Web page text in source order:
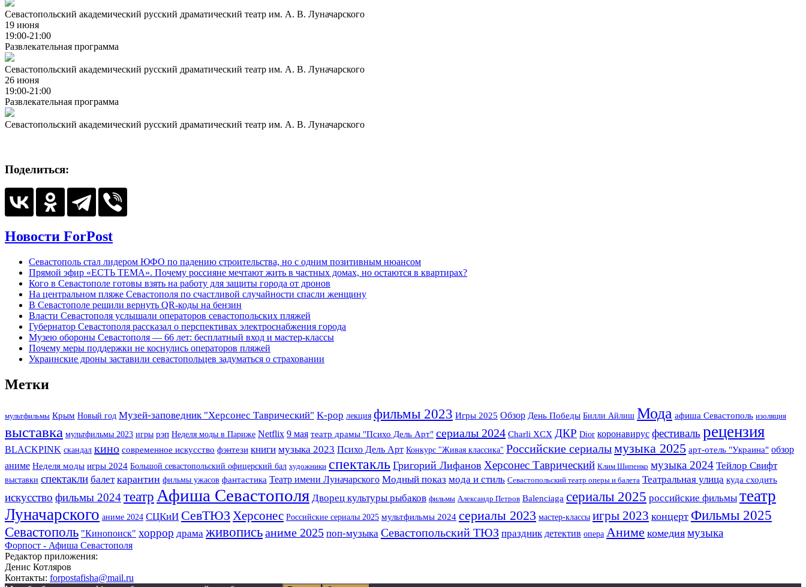
Севастопольский академический русский драматический театр им. А. В. Луначарского
19 июня
19:00-21:00
Развлекательная программа
Севастопольский академический русский драматический театр им. А. В. Луначарского
26 июня
19:00-21:00
Развлекательная программа
Севастопольский академический русский драматический театр им. А. В. Луначарского
Поделиться:
Новости ForPost
Севастополь стал лидером ЮФО по падению строительства, но с одним позитивным нюансом
Прямой эфир «ЕСТЬ ТЕМА». Почему россияне мечтают жить в частных домах, но остаются в квартирах?
Кого в Севастополе готовы взять на работу для защиты города от дронов
На центральном пляже Севастополя по счастливой случайности спасли женщину
В Севастополе решили вернуть QR-коды на бензин
Власти Севастополя услышали операторов севастопольских пляжей
Губернатор Севастополя рассказал о перспективах электроснабжения города
Музею обороны Севастополя — 66 лет: бесплатный вход и мастер-классы
Почему меры поддержки не коснулись операторов пляжей
Украинские дроны заставили севастопольцев задуматься о страховании
Метки
мультфильмы Крым Новый год Музей-заповедник "Херсонес Таврический" K-pop лекция фильмы 2023 Игры 2025 Обзор День Победы Билли Айлиш Мода афиша Севастополь изоляция
выставка мультфильмы 2023 игры рэп Неделя моды в Париже Netflix 9 мая театр драмы "Психо Дель Арт" сериалы 2024 Charli XCX ДКР Dior коронавирус фестиваль рецензия
BLACKPINK скандал кино современное искусство фэнтези книги музыка 2023 Психо Дель Арт Конкурс "Живая классика" Российские сериалымузыка 2025 арт-отель "Украина" обзор
аниме Неделя моды игры 2024 Большой севастопольский офицерский бал художники спектакль Григорий Лифанов Херсонес Таврический Клим Шипенко музыка 2024 Тейлор Свифт
выставки спектакли балет карантин фильмы ужасов фантастика Театр имени Луначарского Модный показ мода и стиль Севастопольский театр оперы и балета Театральная улица куда сходить
искусство фильмы 2024театр Афиша Севастополя Дворец культуры рыбаков фильмы Александр Петров Balenciaga сериалы 2025 российские фильмы театр
Луначарского аниме 2024 СЦКиИ СевТЮЗ Херсонес Российские сериалы 2025 мультфильмы 2024 сериалы 2023 мастер-классы игры 2023 концерт Фильмы 2025
Севастополь "Кинопоиск" хоррор драма живописьаниме 2025 поп-музыка Севастопольский ТЮЗ праздник детектив опера Аниме комедия музыка
Форпост - Афиша Севастополя
Редактор приложения:
Денис Котляров
Контакты: forpostafisha@mail.ru